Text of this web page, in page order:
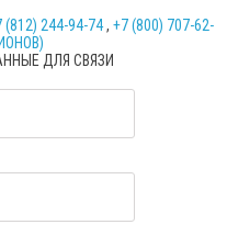
(812) 244-94-74, +7 (800) 707-62-
ДЛЯ СВЯЗИ